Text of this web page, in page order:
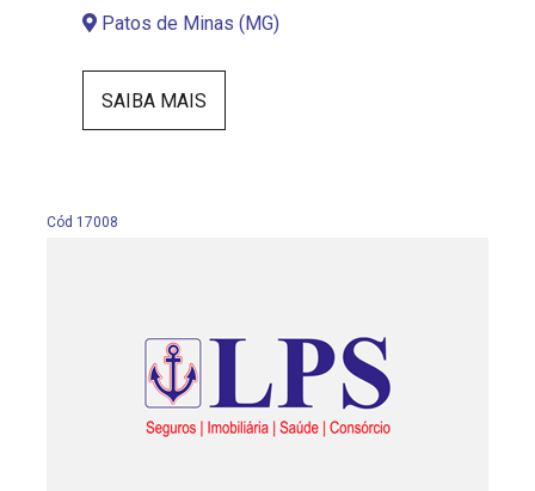
Patos de Minas (MG)
SAIBA MAIS
Cód 17008